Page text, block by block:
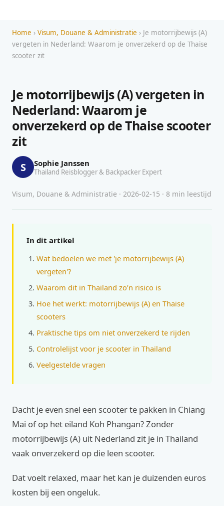
Home › Visum, Douane & Administratie › Je motorrijbewijs (A)
vergeten in Nederland: Waarom je onverzekerd op de Thaise
scooter zit
Je motorrijbewijs (A) vergeten in
Nederland: Waarom je
onverzekerd op de Thaise scooter
zit
S Sophie Janssen
Thailand Reisblogger & Backpacker Expert
Visum, Douane & Administratie · 2026-02-15 · 8 min leestijd
In dit artikel
Wat bedoelen we met 'je motorrijbewijs (A)
vergeten'?
Waarom dit in Thailand zo’n risico is
Hoe het werkt: motorrijbewijs (A) en Thaise
scooters
Praktische tips om niet onverzekerd te rijden
Controlelijst voor je scooter in Thailand
Veelgestelde vragen
Dacht je even snel een scooter te pakken in Chiang
Mai of op het eiland Koh Phangan? Zonder
motorrijbewijs (A) uit Nederland zit je in Thailand
vaak onverzekerd op die leen scooter.
Dat voelt relaxed, maar het kan je duizenden euros
kosten bij een ongeluk.